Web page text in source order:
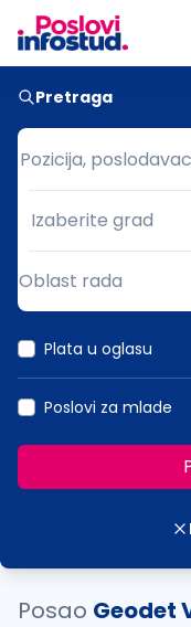
Pretraga
Pozicija,
Pozicija,
Grad
Izaberite grad
Oblast rada
Plata u oglasu
Poslovi za mlade
Posao Geodet